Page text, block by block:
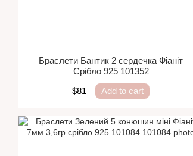
Браслети Бантик 2 сердечка Фіаніт
Срібло 925 101352
$81
Add to cart